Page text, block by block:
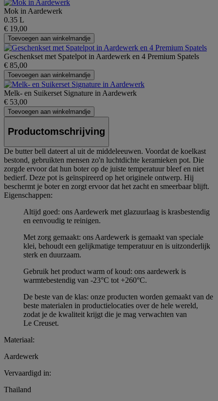
Mok in Aardewerk
0.35 L
€ 19,00
Toevoegen aan winkelmandje
Geschenkset met Spatelpot in Aardewerk en 4 Premium Spatels
€ 85,00
Toevoegen aan winkelmandje
Melk- en Suikerset Signature in Aardewerk
€ 53,00
Toevoegen aan winkelmandje
Productomschrijving
De butter bell dateert al uit de middeleeuwen. Voordat de koelkast
bestond, gebruikten mensen zo'n luchtdichte keramieken pot. Die
zorgde ervoor dat hun boter op de juiste temperatuur bleef en niet
bedierf. Deze pot is geïnspireerd op het originele ontwerp. Hij
beschermt je boter en zorgt ervoor dat het zacht en smeerbaar blijft.
Eigenschappen:
Altijd goed: ons Aardewerk met glazuurlaag is krasbestendig
en eenvoudig te reinigen.
Met zorg gemaakt: ons Aardewerk is gemaakt van speciale
klei, behoudt een gelijkmatige temperatuur en is uitzonderlijk
sterk en duurzaam.
Gebruik het product warm of koud: ons aardewerk is
warmtebestendig van -23°C tot +260°C.
De beste van de klas: onze producten worden gemaakt van de
beste materialen in productielocaties over de hele wereld,
zodat je de kwaliteit krijgt die je mag verwachten van
Le Creuset.
Materiaal:
Aardewerk
Vervaardigd in:
Thailand